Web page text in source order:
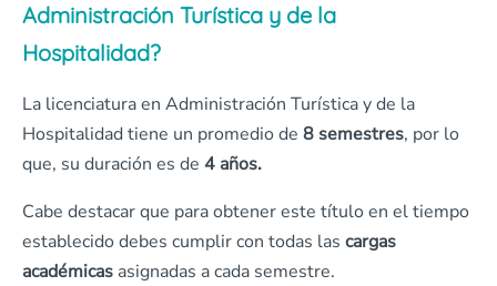
Administración Turística y de la
Hospitalidad?
La licenciatura en Administración Turística y de la
Hospitalidad tiene un promedio de 8 semestres, por lo
que, su duración es de 4 años.
Cabe destacar que para obtener este título en el tiempo
establecido debes cumplir con todas las cargas
académicas asignadas a cada semestre.